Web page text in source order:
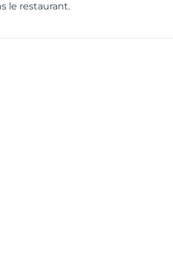
le restaurant.